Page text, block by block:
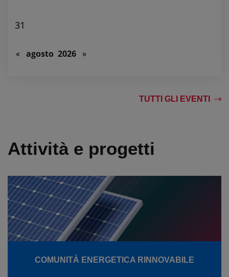
31
« agosto 2026 »
TUTTI GLI EVENTI
Attività e progetti
COMUNITÀ ENERGETICA RINNOVABILE